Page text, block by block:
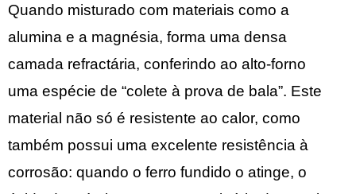
Quando misturado com materiais como a
alumina e a magnésia, forma uma densa
camada refractária, conferindo ao alto-forno
uma espécie de “colete à prova de bala”. Este
material não só é resistente ao calor, como
também possui uma excelente resistência à
corrosão: quando o ferro fundido o atinge, o